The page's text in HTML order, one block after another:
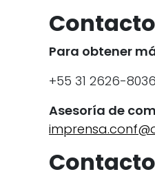
Para obtener
+55 31 2626-
Asesoría de